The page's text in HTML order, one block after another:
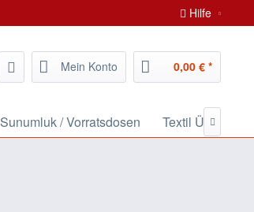
Hilfe
Mein Konto 0,00 € *
Sunumluk / Vorratsdosen Textil Ürünleri /
